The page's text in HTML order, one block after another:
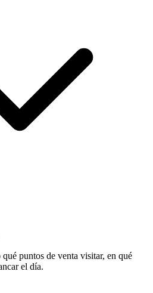
puntos de venta visitar, en qué
el día.